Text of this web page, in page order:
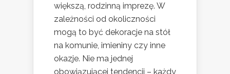
większą, rodzinną imprezę. W
zależności od okoliczności
mogą to być dekoracje na stół
na komunie, imieniny czy inne
okazje. Nie ma jednej
obowiązującej tendencji – każdy